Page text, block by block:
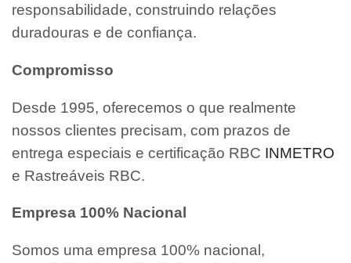
responsabilidade, construindo relações
duradouras e de confiança.
Compromisso
Desde 1995, oferecemos o que realmente
nossos clientes precisam, com prazos de
entrega especiais e certificação RBC INMETRO
e Rastreáveis RBC.
Empresa 100% Nacional
Somos uma empresa 100% nacional,